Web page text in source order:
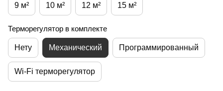
9 м² 10 м² 12 м² 15 м²
Терморегулятор в комплекте
Нету Механический Программированный
Wi-Fi терморегулятор